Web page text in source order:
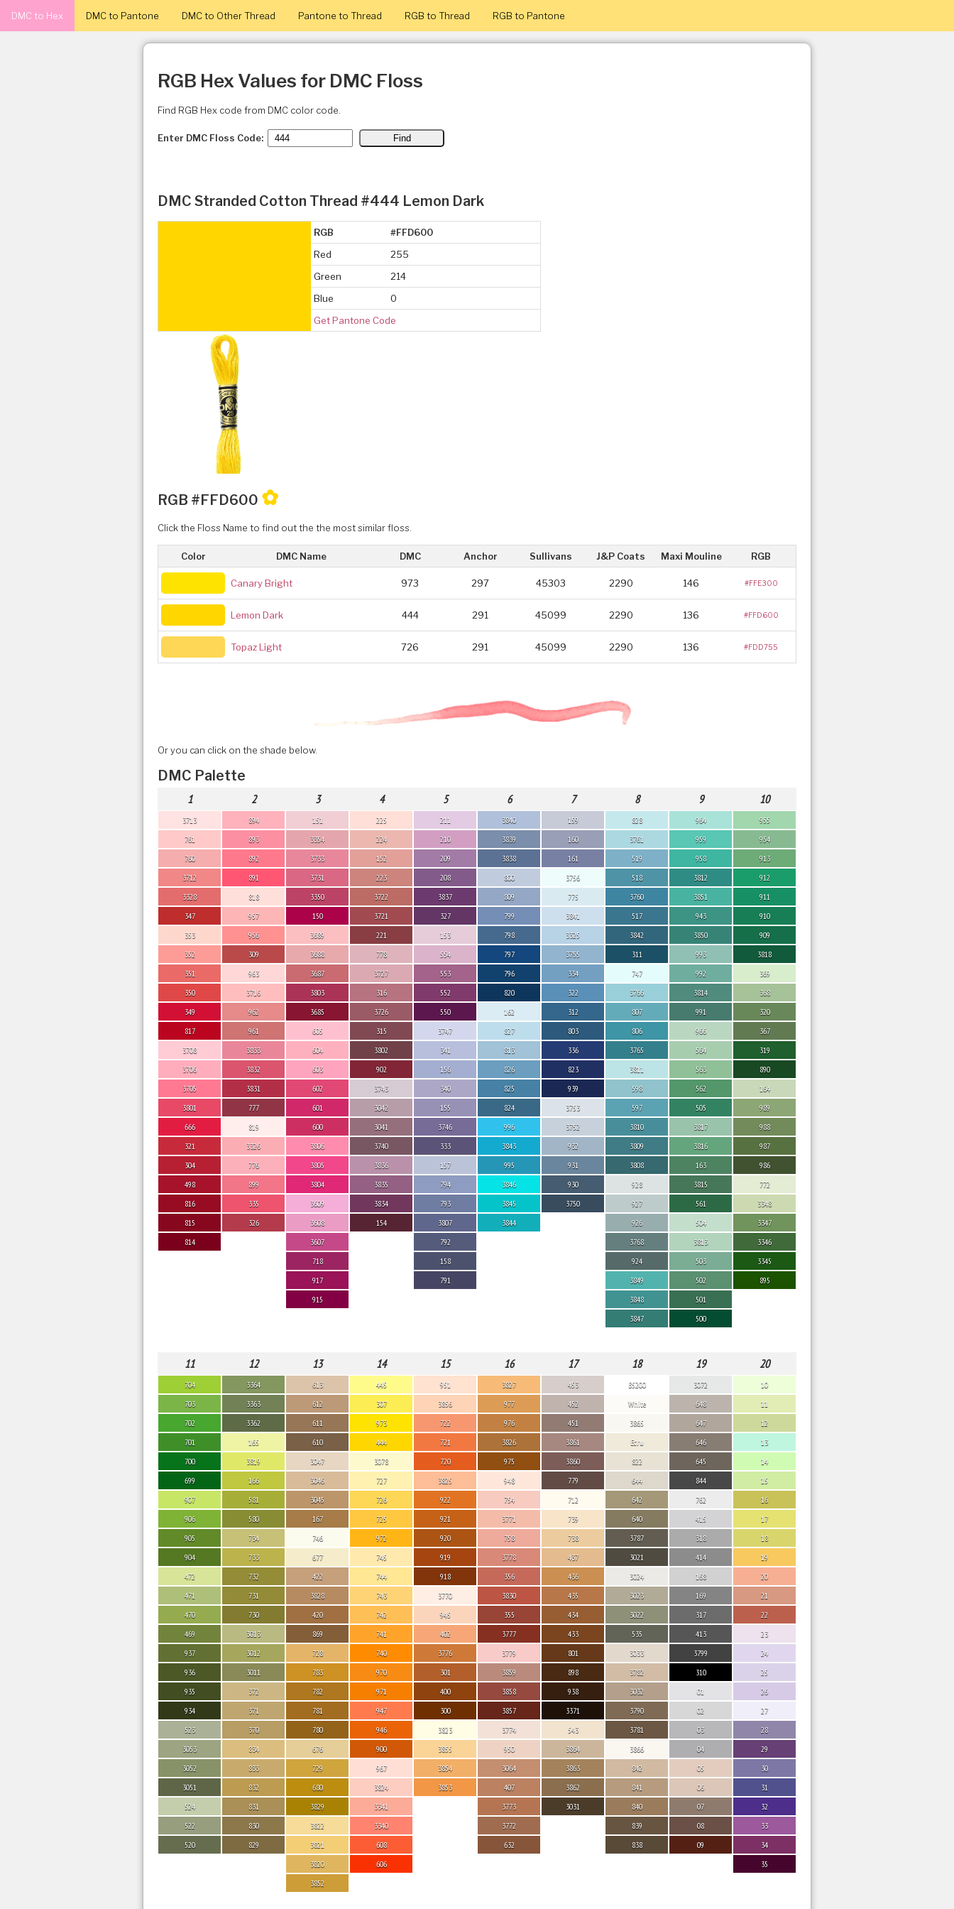
DMC to Hex DMC to Pantone DMC to Other Thread Pantone to Thread RGB to Thread RGB to Pantone
RGB Hex Values for DMC Floss
Find RGB Hex code from DMC color code.
Enter DMC Floss Code:
DMC Stranded Cotton Thread #444 Lemon Dark
RGB
#FFD600
Red
255
Green
214
Blue
0
Get Pantone Code
RGB #FFD600 ✿
Click the Floss Name to find out the the most similar floss.
Color DMC Name DMC Anchor Sullivans J&P Coats Maxi Mouline RGB
Canary Bright 973 297 45303 2290 146 #FFE300
Lemon Dark 444 291 45099 2290 136 #FFD600
Topaz Light 726 291 45099 2290 136 #FDD755
Or you can click on the shade below.
DMC Palette
1 2 3 4 5 6 7 8 9 10
3713
761
760
3712
3328
347
353
352
351
350
349
817
3708
3706
3705
3801
666
321
304
498
816
815
814
894
893
892
891
818
957
956
309
963
3716
962
961
3833
3832
3831
777
819
3326
776
899
335
326
151
3354
3733
3731
3350
150
3689
3688
3687
3803
3685
605
604
603
602
601
600
3806
3805
3804
3609
3608
3607
718
917
915
225
224
152
223
3722
3721
221
778
3727
316
3726
315
3802
902
3743
3042
3041
3740
3836
3835
3834
154
211
210
209
208
3837
327
153
554
553
552
550
3747
341
156
340
155
3746
333
157
794
793
3807
792
158
791
3840
3839
3838
800
809
799
798
797
796
820
162
827
813
826
825
824
996
3843
995
3846
3845
3844
159
160
161
3756
775
3841
3325
3755
334
322
312
803
336
823
939
3753
3752
932
931
930
3750
828
3761
519
518
3760
517
3842
311
747
3766
807
806
3765
3811
598
597
3810
3809
3808
928
927
926
3768
924
3849
3848
3847
964
959
958
3812
3851
943
3850
993
992
3814
991
966
564
563
562
505
3817
3816
163
3815
561
504
3813
503
502
501
500
955
954
913
912
911
910
909
3818
369
368
320
367
319
890
164
989
988
987
986
772
3348
3347
3346
3345
895
11 12 13 14 15 16 17 18 19 20
704
703
702
701
700
699
907
906
905
904
472
471
470
469
937
936
935
934
523
3053
3052
3051
524
522
520
3364
3363
3362
165
3819
166
581
580
734
733
732
731
730
3013
3012
3011
372
371
370
834
833
832
831
830
829
613
612
611
610
3047
3046
3045
167
746
677
422
3828
420
869
728
783
782
781
780
676
729
680
3829
3822
3821
3820
3852
445
307
973
444
3078
727
726
725
972
745
744
743
742
741
740
970
971
947
946
900
967
3824
3341
3340
608
606
951
3856
722
721
720
3825
922
921
920
919
918
3770
945
402
3776
301
400
300
3823
3855
3854
3853
3827
977
976
3826
975
948
754
3771
758
3778
356
3830
355
3777
3779
3859
3858
3857
3774
950
3064
407
3773
3772
632
453
452
451
3861
3860
779
712
739
738
437
436
435
434
433
801
898
938
3371
543
3864
3863
3862
3031
B5200
White
3865
Ecru
822
644
642
640
3787
3021
3024
3023
3022
535
3033
3782
3032
3790
3781
3866
842
841
840
839
838
3072
648
647
646
645
844
762
415
318
414
168
169
317
413
3799
310
01
02
03
04
05
06
07
08
09
10
11
12
13
14
15
16
17
18
19
20
21
22
23
24
25
26
27
28
29
30
31
32
33
34
35